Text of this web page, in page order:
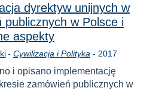
dyrektyw unijnych w
publicznych w Polsce i
aspekty
- Cywilizacja i Polityka - Year
2017
i opisano implementację
zamówień publicznych w